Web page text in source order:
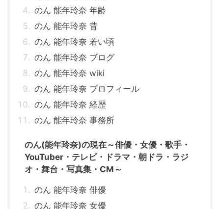
のん 能年玲奈 年齢
のん 能年玲奈 昔
のん 能年玲奈 若い頃
のん 能年玲奈 ブログ
のん 能年玲奈 wiki
のん 能年玲奈 プロフィール
のん 能年玲奈 経歴
のん 能年玲奈 事務所
のん(能年玲奈)の現在～俳優・女優・歌手・
YouTuber・テレビ・ドラマ・朝ドラ・ラジ
オ・舞台・写真集・CM～
のん 能年玲奈 俳優
のん 能年玲奈 女優